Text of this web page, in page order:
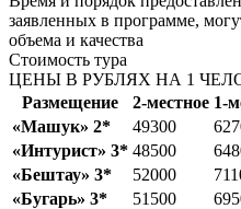
заявленных в программе,
объема и качества
Стоимость тура
ЦЕНЫ В РУБЛЯХ НА 1
Размещение
2-местное 1-
«Машук» 2*
49300
«Интурист» 3* 48500
«Бештау» 3*
52000
«Бугарь» 3*
51500